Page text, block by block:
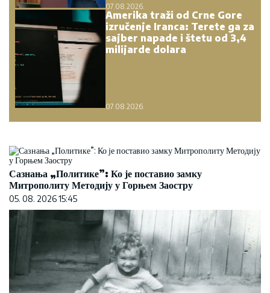
07.08.2026.
Amerika traži od Crne Gore
izručenje Iranca: Terete ga za
sajber napade i štetu od 3,4
milijarde dolara
07.08.2026.
Сазнања „Политике”: Ко је поставио замку
Митрополиту Методију у Горњем Заостру
05. 08. 2026 15:45